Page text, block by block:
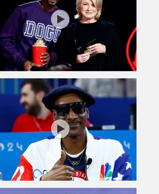
תקנון פעילות ספורט 1
רשיון להקרנה פומבית לבית עסק
הצטרפות לחבילת הערוצים
לוח דרושים – ג'ובנט
תגיות
המגזין